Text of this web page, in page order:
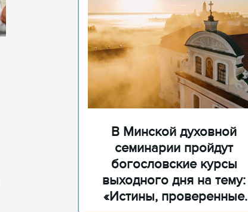
В Минской духовной
семинарии пройдут
богословские курсы
выходного дня на тему:
«Истины, проверенные